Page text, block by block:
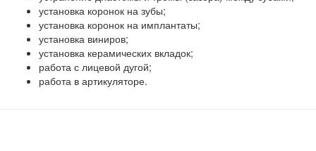
установка коронок на зубы;
установка коронок на имплантаты;
установка виниров;
установка керамических вкладок;
работа с лицевой дугой;
работа в артикуляторе.